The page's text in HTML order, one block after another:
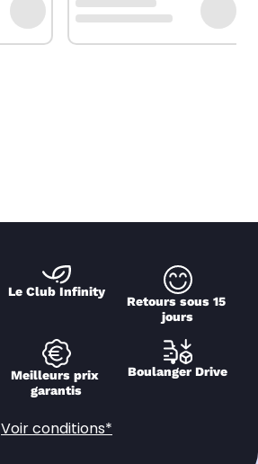
Le Club Infinity
Retours sous 15
jours
Meilleurs prix
garantis
Boulanger Drive
Voir conditions*